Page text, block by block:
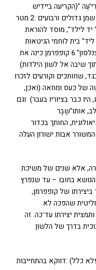
"(הקריעה ביידיש
דווקא!) , היא סידרה של שמונה ציורי שמן גדולים ורבועים :2 מטר
יד לילד", מוסד להוראת
בית לוחמי הגיטאות
למורשת השואה והמרד, ע"ש יצחק קצנלסון".6 קופפרמן כינה את
שיבה אל לשון הילדות)
שחותכים וקורעים לזכרו
של כעס ומחאה (ואכן,
כבר בציוריו בעבר) וגם
אותו"שֶבֶר
החותך בכדור
אבות ישורון העלה
אלא שנים של משיכת
בחובו – עד שנפרץ
של קופפרמן,
שהפכה לא
יצירתו עד־כה. זה
בדרך של הלשון
כלל) :דווקא בהתחייבות